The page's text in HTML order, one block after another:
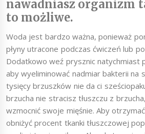
nawadniasz organizm
to możliwe.
Woda jest bardzo ważna, ponieważ
płyny utracone podczas ćwiczeń lub
Dodatkowo weź prysznic natychmiast
aby wyeliminować nadmiar bakterii na
tysięcy brzuszków nie da ci
brzucha nie stracisz tłuszczu z
wzmocnić swoje mięśnie. Aby
obniżyć procent tkanki tłuszczowej